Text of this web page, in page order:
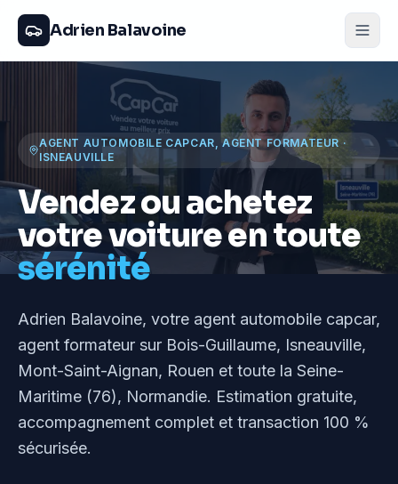
Adrien Balavoine
AGENT AUTOMOBILE CAPCAR, AGENT FORMATEUR ·
ISNEAUVILLE
Vendez ou achetez
votre voiture en toute
sérénité
Adrien Balavoine, votre agent automobile capcar,
agent formateur sur Bois-Guillaume, Isneauville,
Mont-Saint-Aignan, Rouen et toute la Seine-
Maritime (76), Normandie. Estimation gratuite,
accompagnement complet et transaction 100 %
sécurisée.